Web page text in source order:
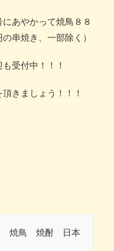
あやかって焼鳥８８
串焼き、一部除く）
受付中！！！
きましょう！！！
焼鳥 焼酎 日本